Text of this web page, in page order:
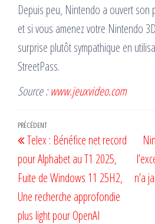
Depuis peu, Nintendo a ouvert son
et si vous amenez votre Nintendo
surprise plutôt sympathique en
StreetPass.
Source :www.jeuxvideo.com
Navigation
de
l’article
Article
précédent
PRÉCÉDENT
Telex : Bénéfice net record
pour Alphabet au T1 2025,
Fuite de Windows 11 25H2,
Une recherche approfondie
plus light pour OpenAI
n’a